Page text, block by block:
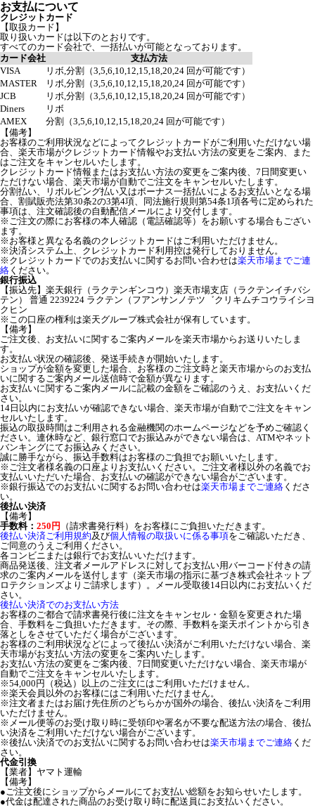
お支払について
クレジットカード
【取扱カード】
取り扱いカードは以下のとおりです。
すべてのカード会社で、一括払いが可能となっております。
カード会社
支払方法
VISA
リボ,分割（3,5,6,10,12,15,18,20,24 回が可能です）
MASTER
リボ,分割（3,5,6,10,12,15,18,20,24 回が可能です）
JCB
リボ,分割（3,5,6,10,12,15,18,20,24 回が可能です）
Diners
リボ
AMEX
分割（3,5,6,10,12,15,18,20,24 回が可能です）
【備考】
お客様のご利用状況などによってクレジットカードがご利用いただけない場
合、楽天市場がクレジットカード情報やお支払い方法の変更をご案内、また
はご注文をキャンセルいたします。
クレジットカード情報またはお支払い方法の変更をご案内後、7日間変更い
ただけない場合、楽天市場が自動でご注文をキャンセルいたします。
分割払い、リボルビング払い又はボーナス一括払いによるお支払いとなる場
合、割賦販売法第30条2の3第4項、同法施行規則第54条1項各号に定められた
事項は、注文確認後の自動配信メールにより交付します。
※ご注文の際にお客様の本人確認（電話確認等）をお願いする場合もござい
ます。
※お客様と異なる名義のクレジットカードはご利用いただけません。
※決済システム上、クレジットカード利用控は発行しておりません。
※クレジットカードでのお支払いに関するお問い合わせは楽天市場までご連
絡 ください。
銀行振込
【振込先】楽天銀行（ラクテンギンコウ）楽天市場支店（ラクテンイチバシ
テン） 普通 2239224 ラクテン（フアンサンノテツ゛クリキムチコウライシヨ
クヒン
※この口座の権利は楽天グループ株式会社が保有しています。
【備考】
ご注文後、お支払いに関するご案内メールを楽天市場からお送りいたしま
す。
お支払い状況の確認後、発送手続きが開始いたします。
ショップが金額を変更した場合、お客様のご注文時と楽天市場からのお支払
いに関するご案内メール送信時で金額が異なります。
お支払いに関するご案内メールに記載の金額をご確認のうえ、お支払いくだ
さい。
14日以内にお支払いが確認できない場合、楽天市場が自動でご注文をキャン
セルいたします。
振込の取扱時間はご利用される金融機関のホームページなどを予めご確認く
ださい。連休時など、銀行窓口でお振込みができない場合は、ATMやネット
バンキングにてお振込みください。
誠に勝手ながら、振込手数料はお客様のご負担でお願いいたします。
※ご注文者様名義の口座よりお支払いください。ご注文者様以外の名義でお
支払いいただいた場合、お支払いの確認ができない場合がございます。
※銀行振込でのお支払いに関するお問い合わせは楽天市場までご連絡 くださ
い。
後払い決済
【備考】
手数料： 250円
（請求書発行料）をお客様にご負担いただきます。
後払い決済ご利用規約及び個人情報の取扱いに係る事項をご確認いただき、
ご同意のうえご利用ください。
各コンビニまたは銀行でお支払いいただけます。
商品発送後、注文者メールアドレスに対してお支払い用バーコード付きの請
求のご案内メールを送付します（楽天市場の指示に基づき株式会社ネットプ
ロテクションズよりご請求します）。メール受取後14日以内にお支払いくだ
さい。
後払い決済でのお支払い方法
お客様のご都合で請求書発行後に注文をキャンセル・金額を変更された場
合、手数料をご負担いただきます。その際、手数料を楽天ポイントから引き
落としをさせていただく場合がございます。
お客様のご利用状況などによって後払い決済がご利用いただけない場合、楽
天市場がお支払い方法の変更をご案内いたします。
お支払い方法の変更をご案内後、7日間変更いただけない場合、楽天市場が
自動でご注文をキャンセルいたします。
※54,000円（税込）以上のご注文にはご利用いただけません。
※楽天会員以外のお客様にはご利用いただけません。
※注文者またはお届け先住所のどちらかが国外の場合、後払い決済をご利用
いただけません。
※メール便等のお受け取り時に受領印や署名が不要な配送方法の場合、後払
い決済をご利用いただけない場合がございます。
※後払い決済でのお支払いに関するお問い合わせは楽天市場までご連絡 くだ
さい。
代金引換
【業者】ヤマト運輸
【備考】
●ご注文後にショップからメールにてお支払い総額をお知らせいたします。
●代金は配達された商品のお受け取り時に配送員にお支払いください。